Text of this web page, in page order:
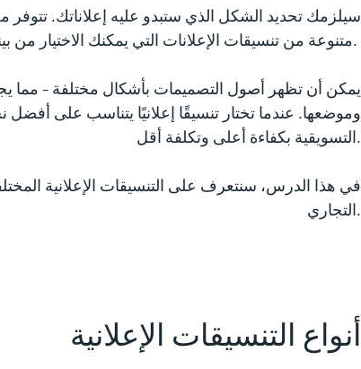
متنوعة من تنسيقات الإعلانات التي يمكنك الاختيار من بينها.
يمكن أن تظهر أصول التصميمات بأشكال مختلفة - مما
وموضعها. عندما تختار تنسيقًا إعلانيًا يتناسب على
التسويقية بكفاءة أعلى وتكلفة أقل.
في هذا الدرس، سنتعرف على التنسيقات الإعلانية
التجاري.
أنواع التنسيقات الإعلانية